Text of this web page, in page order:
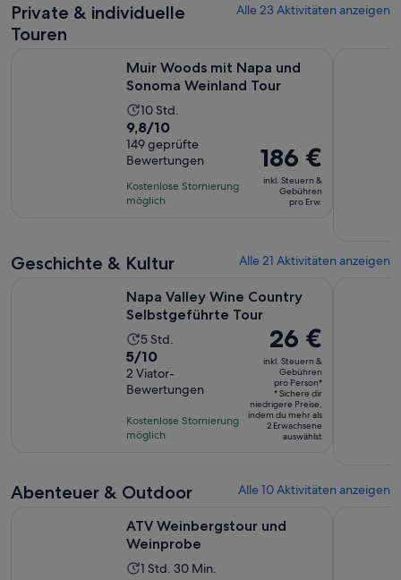
Bewertungen.
Erw.
Private & individuelle
Touren
Alle 23 Aktivitäten anzeigen
Muir Woods mit Napa und
Sonoma Weinland Tour
Die
Aktivität
dauert
10
Stunden
10 Std.
9.8
von
10,
basierend
auf
9,8/10
149 geprüfte
Bewertungen
Kostenlose Stornierung
möglich
Der
Preis
beträgt
186 €
186 €
inkl. Steuern &
Gebühren
pro Erw.
Geschichte & Kultur Alle 21 Aktivitäten anzeigen
Napa Valley Wine Country
Selbstgeführte Tour
Die
Aktivität
dauert
5
Stunden
5 Std.
5.0
von
10,
auf
5/10
2 Viator-
Bewertungen
Kostenlose Stornierung
möglich
Der
Preis
beträgt
26 €
pro
Person*
26 €
inkl. Steuern &
Gebühren
pro Person*
* Sichere dir
niedrigere Preise,
indem du mehr als
2 Erwachsene
auswählst
Abenteuer & Outdoor Alle 10 Aktivitäten anzeigen
ATV Weinbergstour und
Weinprobe
Die
1 Std. 30 Min.